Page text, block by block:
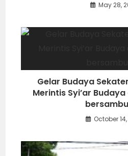
May 28,
Gelar Budaya
Merintis Syi’ar
October